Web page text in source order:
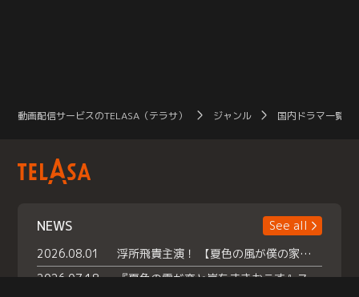
動画配信サービスのTELASA（テラサ） ジャンル 国内ドラマ一覧（
NEWS
See all
2026.08.01
浮所飛貴主演！ 【夏色の風が僕の家にやってきた】 本日よりテラサで独占配信スタート！
2026.07.18
『夏色の雲が恋と嵐をまきおこす』スペシャルメイキング 【Part1】2026年７月18日（土）23時30分～配信スタート！話題のシーンの裏側を大公開！豪華キャスト大集合！ 『武宮家 真夏の家族会議』開催！